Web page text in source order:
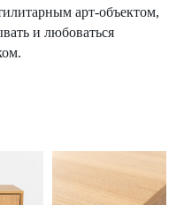
арт-объектом,
и любоваться